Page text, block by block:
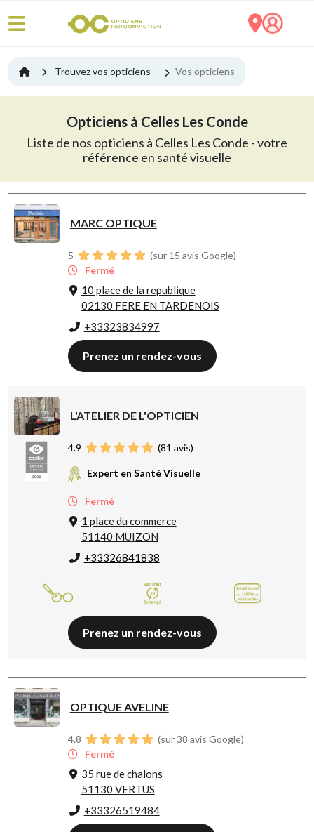
Trouvez vos opticiens Vos opticiens
Opticiens à Celles Les Conde
Liste de nos opticiens à Celles Les Conde - votre
référence en santé visuelle
MARC OPTIQUE
5
(sur 15 avis Google)
Fermé
10 place de la republique
02130 FERE EN TARDENOIS
+33323834997
Prenez un rendez-vous
L'ATELIER DE L'OPTICIEN
4.9 (81 avis)
Expert en Santé Visuelle
Fermé
1 place du commerce
51140 MUIZON
+33326841838
Prenez un rendez-vous
OPTIQUE AVELINE
4.8
(sur 38 avis Google)
Fermé
35 rue de chalons
51130 VERTUS
+33326519484